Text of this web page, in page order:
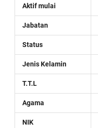
Aktif mulai
Jabatan
Status
Jenis Kelamin
T.T.L
Agama
NIK